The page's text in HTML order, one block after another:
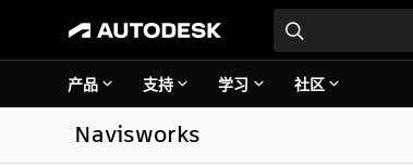
产品 支持 学习 社区
Navisworks